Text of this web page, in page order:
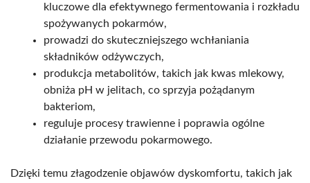
kluczowe dla efektywnego fermentowania i rozkładu
spożywanych pokarmów,
prowadzi do skuteczniejszego wchłaniania
składników odżywczych,
produkcja metabolitów, takich jak kwas mlekowy,
obniża pH w jelitach, co sprzyja pożądanym
bakteriom,
reguluje procesy trawienne i poprawia ogólne
działanie przewodu pokarmowego.
Dzięki temu złagodzenie objawów dyskomfortu, takich jak